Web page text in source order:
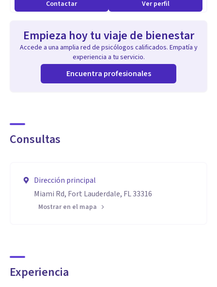
Contactar Ver perfil
Empieza hoy tu viaje de bienestar
Accede a una amplia red de psicólogos calificados. Empatía y
experiencia a tu servicio.
Encuentra profesionales
Consultas
Dirección principal
Miami Rd, Fort Lauderdale, FL 33316
Mostrar en el mapa
Experiencia